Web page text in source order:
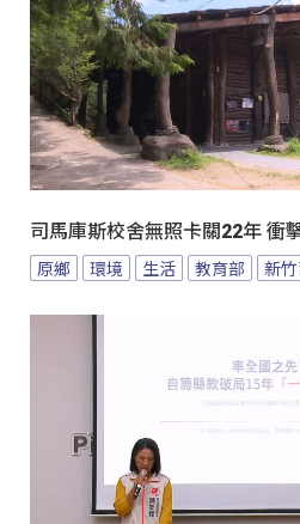
司馬庫斯校舍無照卡關22年 衝
原鄉 環境 生活 教育部 新